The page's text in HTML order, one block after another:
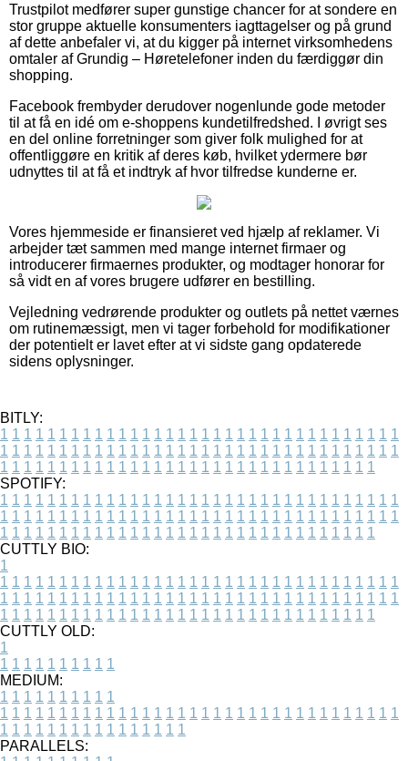
Trustpilot medfører super gunstige chancer for at sondere en
stor gruppe aktuelle konsumenters iagttagelser og på grund
af dette anbefaler vi, at du kigger på internet virksomhedens
omtaler af Grundig – Høretelefoner inden du færdiggør din
shopping.
Facebook frembyder derudover nogenlunde gode metoder
til at få en idé om e-shoppens kundetilfredshed. I øvrigt ses
en del online forretninger som giver folk mulighed for at
offentliggøre en kritik af deres køb, hvilket ydermere bør
udnyttes til at få et indtryk af hvor tilfredse kunderne er.
Vores hjemmeside er finansieret ved hjælp af reklamer. Vi
arbejder tæt sammen med mange internet firmaer og
introducerer firmaernes produkter, og modtager honorar for
så vidt en af vores brugere udfører en bestilling.
Vejledning vedrørende produkter og outlets på nettet værnes
om rutinemæssigt, men vi tager forbehold for modifikationer
der potentielt er lavet efter at vi sidste gang opdaterede
sidens oplysninger.
BITLY:
1 1 1 1 1 1 1 1 1 1 1 1 1 1 1 1 1 1 1 1 1 1 1 1 1 1 1 1 1 1 1 1 1 1
1 1 1 1 1 1 1 1 1 1 1 1 1 1 1 1 1 1 1 1 1 1 1 1 1 1 1 1 1 1 1 1 1 1
1 1 1 1 1 1 1 1 1 1 1 1 1 1 1 1 1 1 1 1 1 1 1 1 1 1 1 1 1 1 1 1
SPOTIFY:
1 1 1 1 1 1 1 1 1 1 1 1 1 1 1 1 1 1 1 1 1 1 1 1 1 1 1 1 1 1 1 1 1 1
1 1 1 1 1 1 1 1 1 1 1 1 1 1 1 1 1 1 1 1 1 1 1 1 1 1 1 1 1 1 1 1 1 1
1 1 1 1 1 1 1 1 1 1 1 1 1 1 1 1 1 1 1 1 1 1 1 1 1 1 1 1 1 1 1 1
CUTTLY BIO:
1
1 1 1 1 1 1 1 1 1 1 1 1 1 1 1 1 1 1 1 1 1 1 1 1 1 1 1 1 1 1 1 1 1 1
1 1 1 1 1 1 1 1 1 1 1 1 1 1 1 1 1 1 1 1 1 1 1 1 1 1 1 1 1 1 1 1 1 1
1 1 1 1 1 1 1 1 1 1 1 1 1 1 1 1 1 1 1 1 1 1 1 1 1 1 1 1 1 1 1 1
CUTTLY OLD:
1
1 1 1 1 1 1 1 1 1 1
MEDIUM:
1 1 1 1 1 1 1 1 1 1
1 1 1 1 1 1 1 1 1 1 1 1 1 1 1 1 1 1 1 1 1 1 1 1 1 1 1 1 1 1 1 1 1 1
1 1 1 1 1 1 1 1 1 1 1 1 1 1 1 1
PARALLELS: